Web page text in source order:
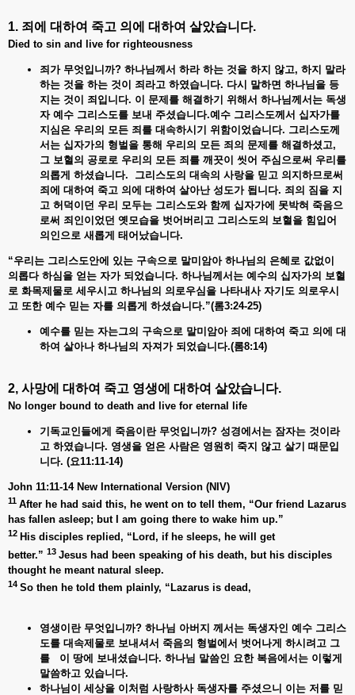
1. 죄에 대하여 죽고 의에 대하여 살았습니다.
Died to sin and live for righteousness
죄가 무엇입니까? 하나님께서 하라 하는 것을 하지 않고, 하지 말라
하는 것을 하는 것이 죄라고 하였습니다. 다시 말하면 하나님을 등
지는 것이 죄입니다. 이 문제를 해결하기 위해서 하나님께서는 독생
자 예수 그리스도를 보내 주셨습니다.예수 그리스도께서 십자가를
지심은 우리의 모든 죄를 대속하시기 위함이었습니다. 그리스도께
서는 십자가의 형벌을 통해 우리의 모든 죄의 문제를 해결하셨고,
그 보혈의 공로로 우리의 모든 죄를 깨끗이 씻어 주심으로써 우리를
의롭게 하셨습니다. 그리스도의 대속의 사랑을 믿고 의지하므로써
죄에 대하여 죽고 의에 대하여 살아난 성도가 됩니다. 죄의 짐을 지
고 허덕이던 우리 모두는 그리스도와 함께 십자가에 못박혀 죽음으
로써 죄인이었던 옛모습을 벗어버리고 그리스도의 보혈을 힘입어
의인으로 새롭게 태어났습니다.
“우리는 그리스도안에 있는 구속으로 말미암아 하나님의 은혜로 값없이
의롭다 하심을 얻는 자가 되었습니다. 하나님께서는 예수의 십자가의 보혈
로 화목제물로 세우시고 하나님의 의로우심을 나타내사 자기도 의로우시
고 또한 예수 믿는 자를 의롭게 하셨습니다.”(롬3:24-25)
예수를 믿는 자는그의 구속으로 말미암아 죄에 대하여 죽고 의에 대
하여 살아나 하나님의 자져가 되었습니다.(롬8:14)
2, 사망에 대하여 죽고 영생에 대하여 살았습니다.
No longer bound to death and live for eternal life
기독교인들에게 죽음이란 무엇입니까? 성경에서는 잠자는 것이라
고 하였습니다. 영생을 얻은 사람은 영원히 죽지 않고 살기 때문입
니다. (요11:11-14)
John 11:11-14 New International Version (NIV)
11 After he had said this, he went on to tell them, “Our friend Lazarus
has fallen asleep; but I am going there to wake him up.”
12 His disciples replied, “Lord, if he sleeps, he will get
better.” 13 Jesus had been speaking of his death, but his disciples
thought he meant natural sleep.
14 So then he told them plainly, “Lazarus is dead,
영생이란 무엇입니까? 하나님 아버지 께서는 독생자인 예수 그리스
도를 대속제물로 보내셔서 죽음의 형벌에서 벗어나게 하시려고 그
를 이 땅에 보내셨습니다. 하나님 말씀인 요한 복음에서는 이렇게
말씀하고 있습니다.
하나님이 세상을 이처럼 사랑하사 독생자를 주셨으니 이는 저를 믿